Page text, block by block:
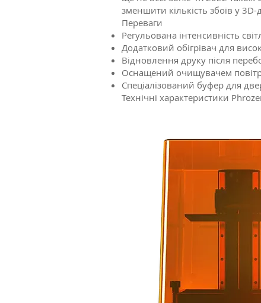
зменшити кількість збоїв у 3D-
Переваги
Регульована інтенсивність
Додатковий обігрівач для
Відновлення друку після
Оснащений очищувачем
Спеціалізований буфер для
Технічні характеристики